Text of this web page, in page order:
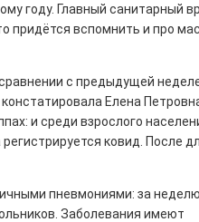
0
году. Главный санитарный
придётся вспомнить и про
с предыдущей
Елена
и среди взрослого
ковид. После
пневмониями: за
Заболевания имеют